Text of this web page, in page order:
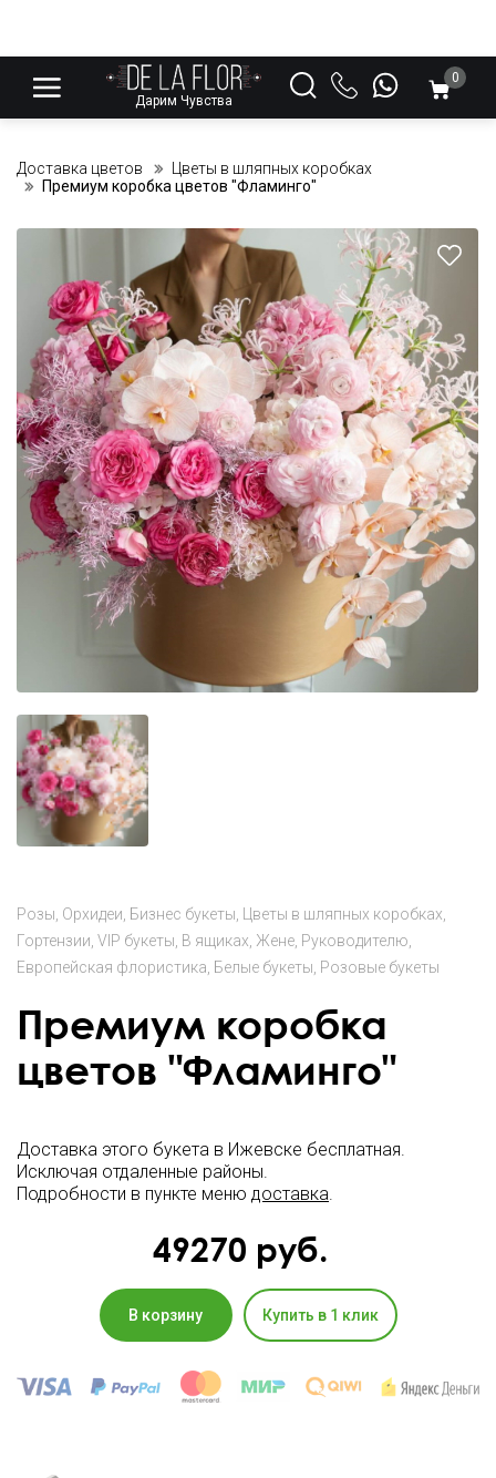
Дарим Чувства
0
Доставка цветов
Цветы в шляпных коробках
Премиум коробка цветов "Фламинго"
Розы Орхидеи Бизнес букеты Цветы в шляпных коробках
Гортензии VIP букеты В ящиках Жене Руководителю
Европейская флористика Белые букеты Розовые букеты
Премиум коробка
цветов "Фламинго"
Доставка этого букета в Ижевске бесплатная.
Исключая отдаленные районы.
Подробности в пункте меню доставка.
49270 руб.
В корзину Купить в 1 клик